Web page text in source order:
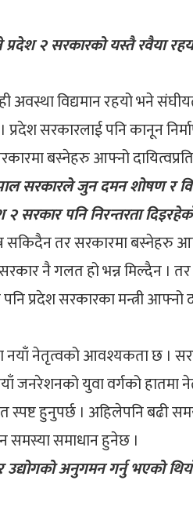
प्रदेश २ सरकारको यस्तै रवैया
विद्यमान रहयो भने
सरकारलाई पनि कानून
बस्नेहरु आफ्नो
सरकारले जुन दमन शोषण र
सरकार पनि निरन्तरता
तर सरकारमा बस्नेहरु
सरकार नै गलत हो भन्न मिल्दैन
प्रदेश सरकारका मन्त्री आफ्नो
नयाँ नेतृत्वको आवश्यकता छ ।
जनरेशनको युवा वर्गको
स्पष्ट हुनुपर्छ । अहिलेपनि बढी
समस्या समाधान हुनेछ ।
अनुगमन गर्नु भएको